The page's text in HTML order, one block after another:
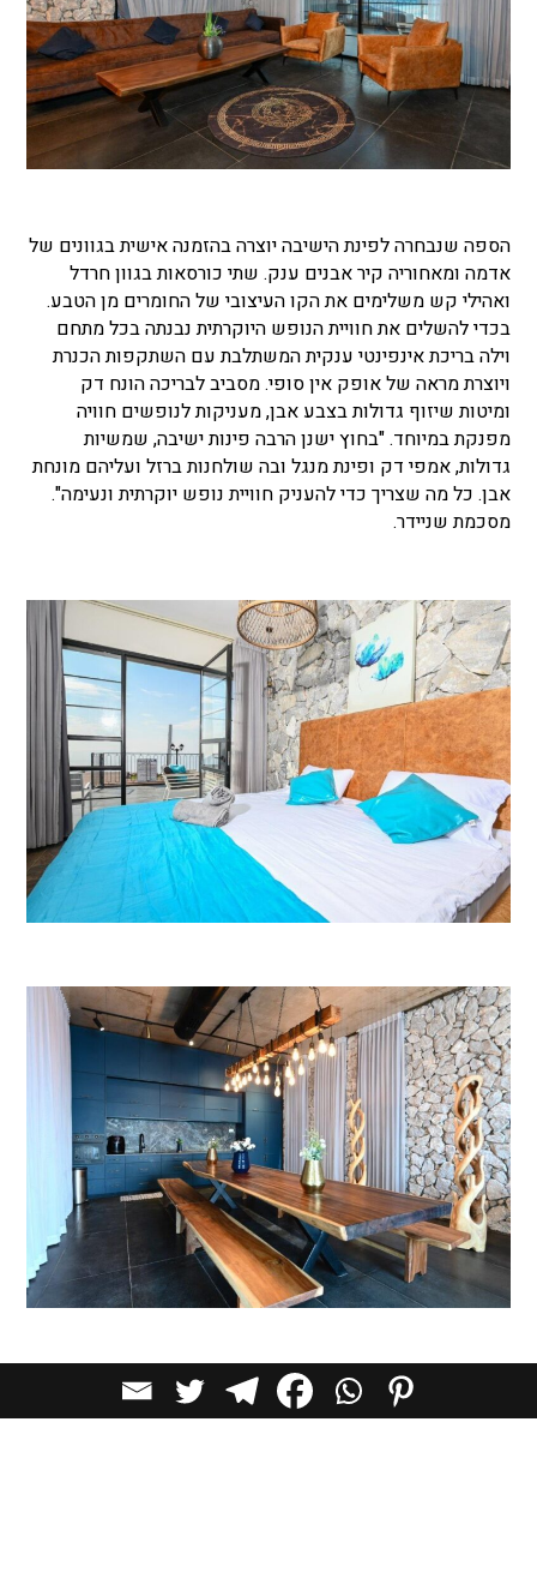
הספה שנבחרה לפינת הישיבה יוצרה בהזמנה אישית בגוונים של
אדמה ומאחוריה קיר אבנים ענק. שתי כורסאות בגוון חרדל
ואהילי קש משלימים את הקו העיצובי של החומרים מן הטבע.
בכדי להשלים את חוויית הנופש היוקרתית נבנתה בכל מתחם
וילה בריכת אינפינטי ענקית המשתלבת עם השתקפות הכנרת
ויוצרת מראה של אופק אין סופי. מסביב לבריכה הונח דק
ומיטות שיזוף גדולות בצבע אבן, מעניקות לנופשים חוויה
מפנקת במיוחד. "בחוץ ישנן הרבה פינות ישיבה, שמשיות
גדולות, אמפי דק ופינת מנגל ובה שולחנות ברזל ועליהם מונחת
אבן. כל מה שצריך כדי להעניק חוויית נופש יוקרתית ונעימה".
מסכמת שניידר.